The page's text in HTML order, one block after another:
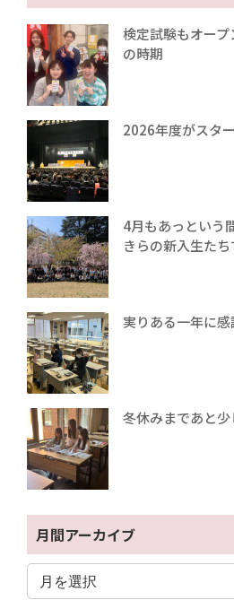
検定試験もオー
の時期
2026年度がスタ
4月もあっという
きらの新入生たち
実りある一年に感
冬休みまであと少
月間アーカイブ